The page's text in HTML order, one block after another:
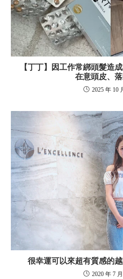
【丁丁】因工作常綁頭髮造
在意頭皮、
2025 年 10
很幸運可以來超有質感的
2020 年 7